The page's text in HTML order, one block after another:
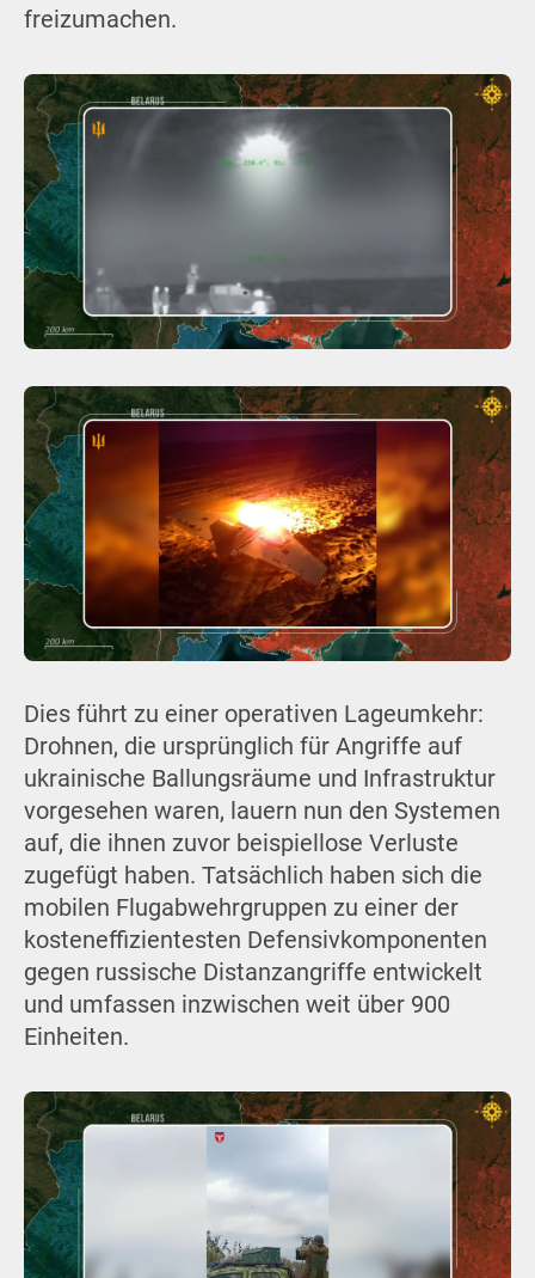
freizumachen.
Dies führt zu einer operativen Lageumkehr:
Drohnen, die ursprünglich für Angriffe auf
ukrainische Ballungsräume und Infrastruktur
vorgesehen waren, lauern nun den Systemen
auf, die ihnen zuvor beispiellose Verluste
zugefügt haben. Tatsächlich haben sich die
mobilen Flugabwehrgruppen zu einer der
kosteneffizientesten Defensivkomponenten
gegen russische Distanzangriffe entwickelt
und umfassen inzwischen weit über 900
Einheiten.